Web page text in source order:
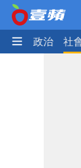
生活 政治 社
「終
白海